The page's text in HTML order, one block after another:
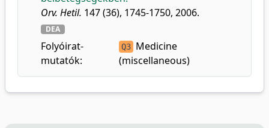
Orv. Hetil. 147 (36), 1745-1750, 2006.
DEA
Folyóirat-
mutatók:
Q3 Medicine
(miscellaneous)